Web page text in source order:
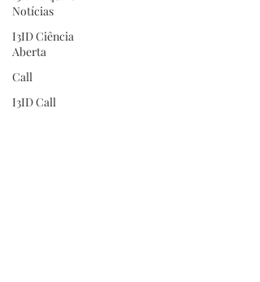
Notícias
I3ID Ciência
Aberta
Call
I3ID Call